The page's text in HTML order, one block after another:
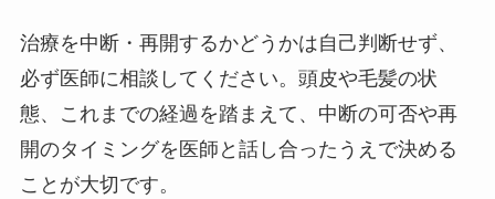
治療を中断・再開するかどうかは自己判断せず、
必ず医師に相談してください。頭皮や毛髪の状
態、これまでの経過を踏まえて、中断の可否や再
開のタイミングを医師と話し合ったうえで決める
ことが大切です。